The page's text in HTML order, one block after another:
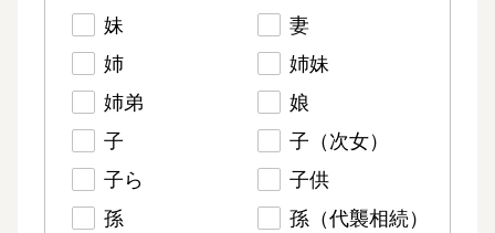
妹
妻
姉
姉妹
姉弟
娘
子
子（次女）
子ら
子供
孫
孫（代襲相続）